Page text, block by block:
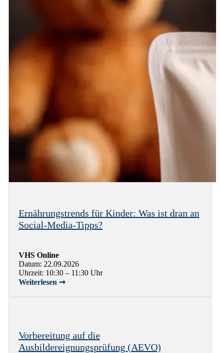
Ernährungstrends für Kinder: Was ist dran an
Social-Media-Tipps?
VHS Online
Datum: 22.09.2026
Uhrzeit: 10:30 – 11:30 Uhr
Weiterlesen ➞
Vorbereitung auf die
Ausbildereignungsprüfung (AEVO)